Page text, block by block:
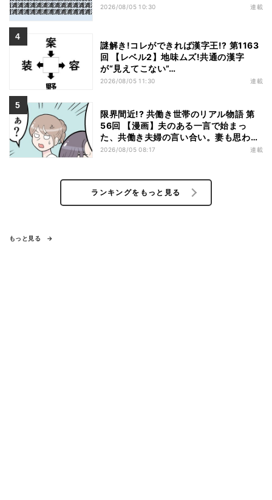
2026/08/05 10:30 連載
謎解き!コレができれば漢字王!? 第1163
回 【レベル2】地味ムズ!共通の漢字
が“見えてこない”…
2026/08/05 11:30 連載
限界間近!? 共働き世帯のリアル物語 第
56回 【漫画】夫のある一言で始まっ
た、共働き夫婦の言い合い。妻も思わ
ず…
2026/08/05 08:17 連載
ランキングをもっと見る
もっと見る